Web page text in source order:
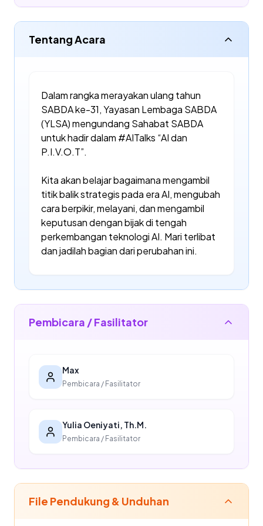
Tentang Acara
Dalam rangka merayakan ulang tahun
SABDA ke-31, Yayasan Lembaga SABDA
(YLSA) mengundang Sahabat SABDA
untuk hadir dalam #AITalks “AI dan
P.I.V.O.T”.
Kita akan belajar bagaimana mengambil
titik balik strategis pada era AI, mengubah
cara berpikir, melayani, dan mengambil
keputusan dengan bijak di tengah
perkembangan teknologi AI. Mari terlibat
dan jadilah bagian dari perubahan ini.
Pembicara / Fasilitator
Max
Pembicara / Fasilitator
Yulia Oeniyati, Th.M.
Pembicara / Fasilitator
File Pendukung & Unduhan